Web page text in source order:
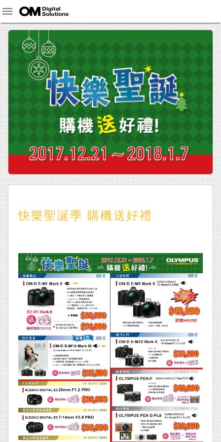
快樂聖誕季 購機送好禮